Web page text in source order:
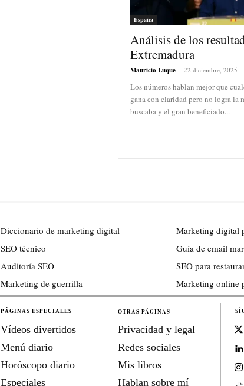
España
Análisis de los
Extremadura
Mauricio Luque - 22 diciembre, 2025
Los números hablan mejor que
gana con claridad pero no logra la
buscaba y el gran beneficiado...
Diccionario de marketing digital
SEO técnico
Auditoría SEO
Marketing de guerrilla
Marketing digital
Guía de email
SEO para
Marketing online
PÁGINAS ESPECIALES
Vídeos divertidos
Menú diario
Horóscopo diario
Especiales
OTRAS PÁGINAS
Privacidad y legal
Redes sociales
Mis libros
Hablan sobre mí